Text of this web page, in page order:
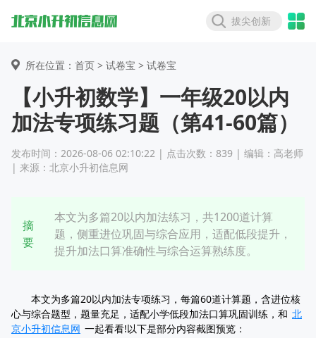
拔尖创新
所在位置：首页 > 试卷宝 > 试卷宝
【小升初数学】一年级20以内
加法专项练习题（第41-60篇）
发布时间：2026-08-06 02:10:22 | 点击次数：839 | 编辑：高老师
| 来源：北京小升初信息网
摘
要
本文为多篇20以内加法练习，共1200道计算
题，侧重进位巩固与综合应用，适配低段提升，
提升加法口算准确性与综合运算熟练度。
本文为多篇20以内加法专项练习，每篇60道计算题，含进位核
心与综合题型，题量充足，适配小学低段加法口算巩固训练，和 北
京小升初信息网 一起看看!以下是部分内容截图预览：